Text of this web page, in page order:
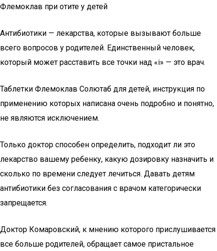
Флемоклав при отите у детей
Антибиотики — лекарства, которые вызывают больше
всего вопросов у родителей. Единственный человек,
который может расставить все точки над «i» — это врач.
Таблетки Флемоклав Солютаб для детей, инструкция по
применению которых написана очень подробно и понятно,
не являются исключением.
Только доктор способен определить, подходит ли это
лекарство вашему ребенку, какую дозировку назначить и
сколько по времени следует лечиться. Давать детям
антибиотики без согласования с врачом категорически
запрещается.
Доктор Комаровский, к мнению которого прислушивается
все больше родителей, обращает самое пристальное